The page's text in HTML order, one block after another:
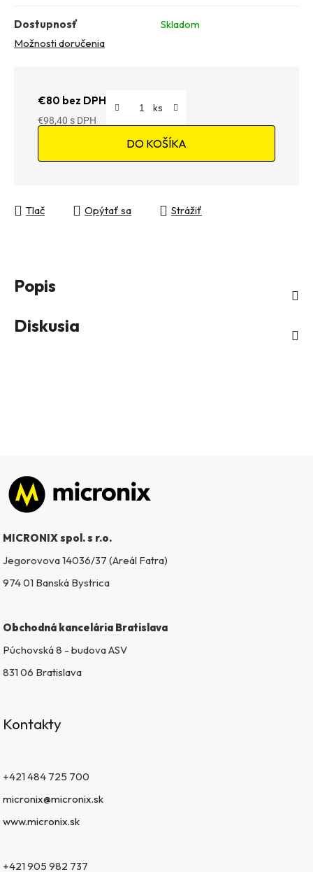
Dostupnosť
Skladom
Možnosti doručenia
€80 bez DPH
€98,40
DO KOŠÍKA
Tlač Opýtať sa Strážiť
Popis
Diskusia
Zápätie
MICRONIX spol. s r.o.
Jegorovova 14036/37 (Areál Fatra)
974 01 Banská Bystrica
Obchodná kancelária Bratislava
Púchovská 8 - budova ASV
831 06 Bratislava
Kontakty
+421 484 725 700
micronix@micronix.sk
www.micronix.sk
+421 905 982 737